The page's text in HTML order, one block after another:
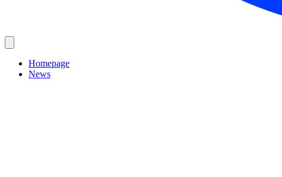
Homepage
News